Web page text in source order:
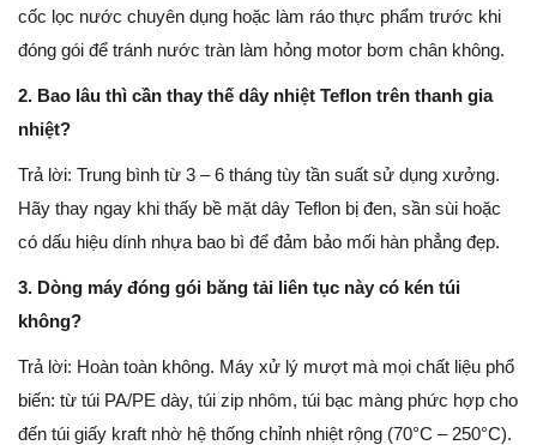
cốc lọc nước chuyên dụng hoặc làm ráo thực phẩm trước khi
đóng gói để tránh nước tràn làm hỏng motor bơm chân không.
2. Bao lâu thì cần thay thế dây nhiệt Teflon trên thanh gia
nhiệt?
Trả lời: Trung bình từ 3 – 6 tháng tùy tần suất sử dụng xưởng.
Hãy thay ngay khi thấy bề mặt dây Teflon bị đen, sần sùi hoặc
có dấu hiệu dính nhựa bao bì để đảm bảo mối hàn phẳng đẹp.
3. Dòng máy đóng gói băng tải liên tục này có kén túi
không?
Trả lời: Hoàn toàn không. Máy xử lý mượt mà mọi chất liệu phổ
biến: từ túi PA/PE dày, túi zip nhôm, túi bạc màng phức hợp cho
đến túi giấy kraft nhờ hệ thống chỉnh nhiệt rộng (70°C – 250°C).